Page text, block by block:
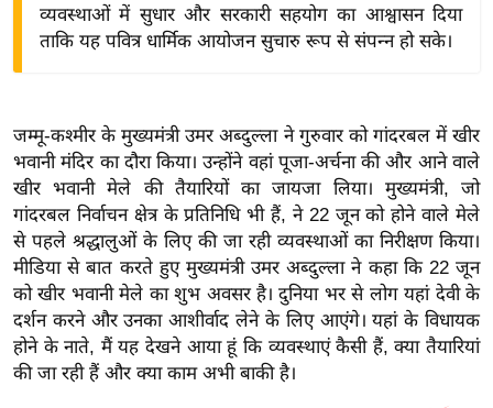
वि
शे
ष
ज्ञ
रा
य
ब
ज
ट
व्यवस्थाओं में सुधार और सरकारी सहयोग का आश्वासन दिया
ताकि यह पवित्र धार्मिक आयोजन सुचारु रूप से संपन्न हो सके।
जम्मू-कश्मीर के मुख्यमंत्री उमर अब्दुल्ला ने गुरुवार को गांदरबल में खीर
भवानी मंदिर का दौरा किया। उन्होंने वहां पूजा-अर्चना की और आने वाले
खीर भवानी मेले की तैयारियों का जायजा लिया। मुख्यमंत्री, जो
गांदरबल निर्वाचन क्षेत्र के प्रतिनिधि भी हैं, ने 22 जून को होने वाले मेले
से पहले श्रद्धालुओं के लिए की जा रही व्यवस्थाओं का निरीक्षण किया।
मीडिया से बात करते हुए मुख्यमंत्री उमर अब्दुल्ला ने कहा कि 22 जून
को खीर भवानी मेले का शुभ अवसर है। दुनिया भर से लोग यहां देवी के
दर्शन करने और उनका आशीर्वाद लेने के लिए आएंगे। यहां के विधायक
होने के नाते, मैं यह देखने आया हूं कि व्यवस्थाएं कैसी हैं, क्या तैयारियां
की जा रही हैं और क्या काम अभी बाकी है।